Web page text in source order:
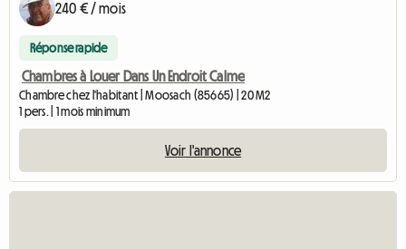
240 € / mois
Réponse rapide
Chambres à Louer Dans Un Endroit Calme
Chambre chez l'habitant | Moosach (85665) | 20 M2
1 pers. | 1 mois minimum
Voir l'annonce